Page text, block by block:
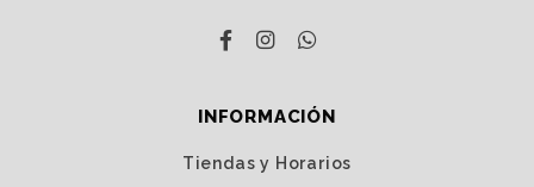
INFORMACIÓN
Tiendas y Horarios